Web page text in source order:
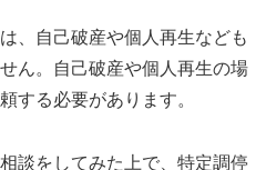
、自己破産や個人再生なども
ん。自己破産や個人再生の場
する必要があります。
談をしてみた上で、特定調停